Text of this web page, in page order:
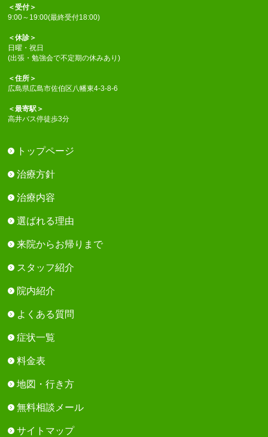
＜受付＞
9:00～19:00(最終受付18:00)
＜休診＞
日曜・祝日
(出張・勉強会で不定期の休みあり)
＜住所＞
広島県広島市佐伯区八幡東4-3-8-6
＜最寄駅＞
高井バス停徒歩3分
トップページ
治療方針
治療内容
選ばれる理由
来院からお帰りまで
スタッフ紹介
院内紹介
よくある質問
症状一覧
料金表
地図・行き方
無料相談メール
サイトマップ